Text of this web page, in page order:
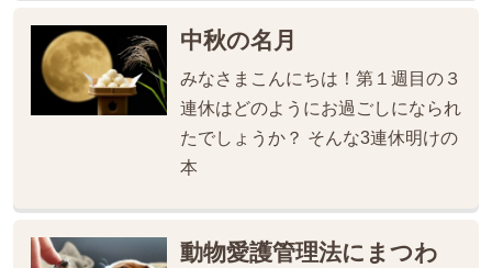
中秋の名月
みなさまこんにちは！第１週目の３
連休はどのようにお過ごしになられ
たでしょうか？ そんな3連休明けの
本
動物愛護管理法にまつわ